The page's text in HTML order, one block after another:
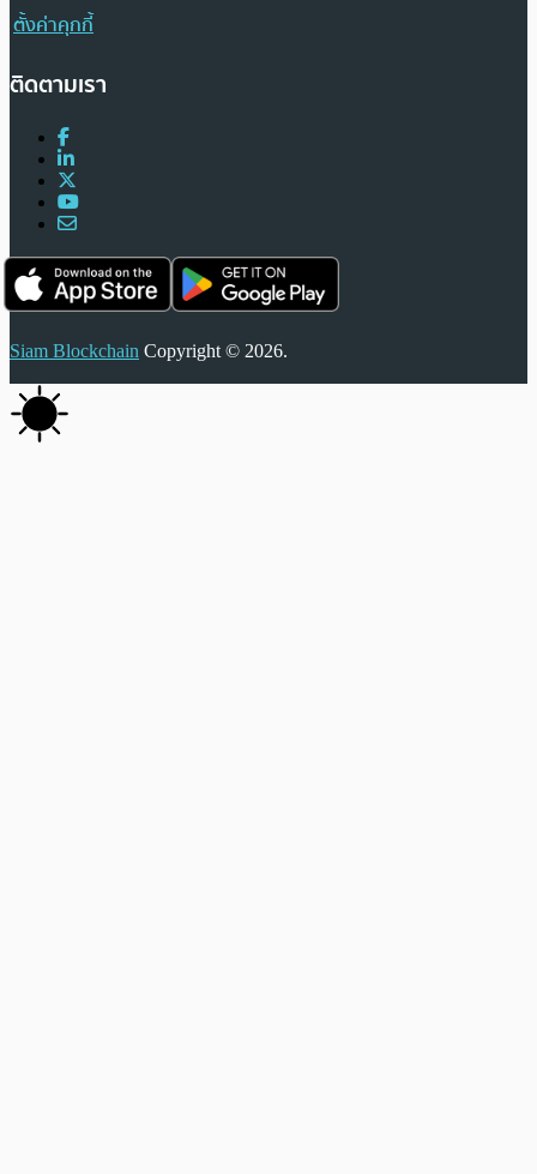
ตั้งค่าคุกกี้
ติดตามเรา
Siam Blockchain Copyright © 2026.